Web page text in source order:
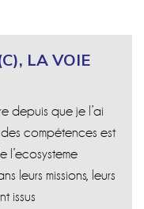
LA VOIE
depuis que je l’ai
compétences est
l’ecosysteme
leurs missions, leurs
issus